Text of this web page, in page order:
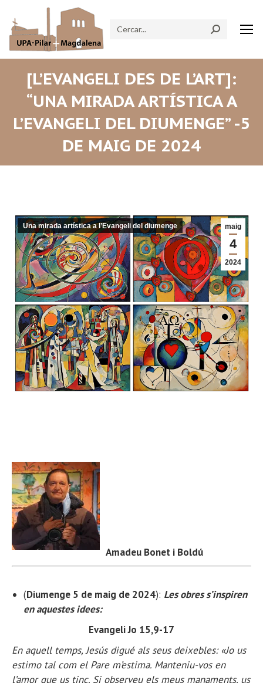
Search:
[L’EVANGELI DES DE L’ART]:
“UNA MIRADA ARTÍSTICA A
L’EVANGELI DEL DIUMENGE” -5
DE MAIG DE 2024
maig
4
2024
Una mirada artística a l’Evangeli del diumenge
Amadeu Bonet i Boldú
(Diumenge 5 de maig de 2024): Les obres s’inspiren
en aquestes idees:
Evangeli Jo 15,9-17
En aquell temps, Jesús digué als seus deixebles: «Jo us
estimo tal com el Pare m’estima. Manteniu-vos en
l’amor que us tinc. Si observeu els meus manaments, us